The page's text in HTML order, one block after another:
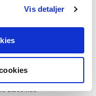
Vis detaljer
Læseklub
189,00 kr.